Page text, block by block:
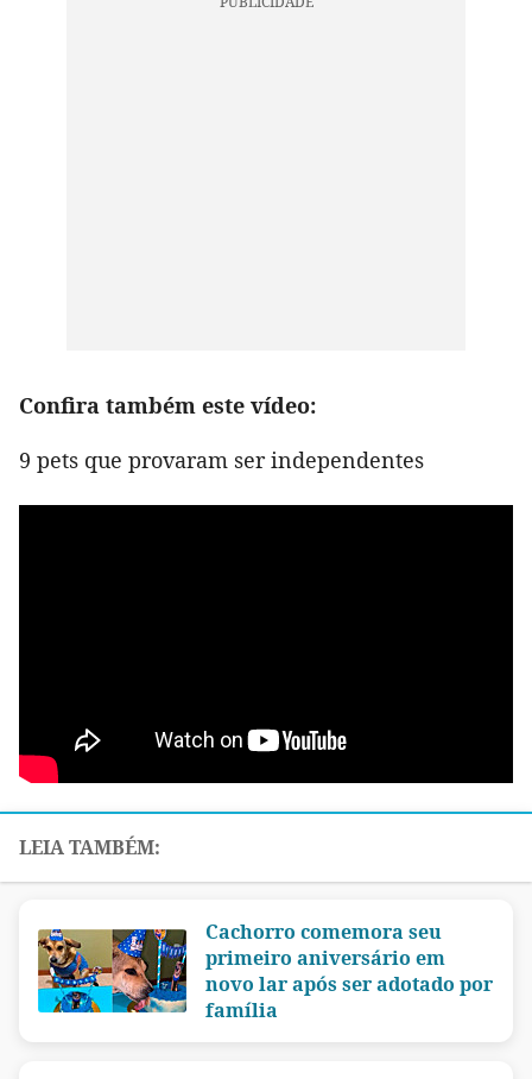
Confira também este vídeo:
9 pets que provaram ser independentes
Cachorro comemora seu
primeiro aniversário em
novo lar após ser adotado por
família